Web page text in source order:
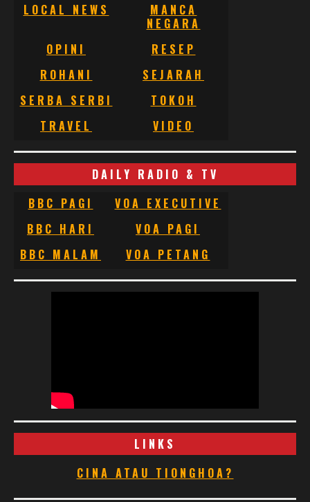
LOCAL NEWS
MANCA
NEGARA
OPINI
RESEP
ROHANI
SEJARAH
SERBA SERBI
TOKOH
TRAVEL
VIDEO
DAILY RADIO & TV
BBC PAGI
VOA EXECUTIVE
BBC HARI
VOA PAGI
BBC MALAM
VOA PETANG
LINKS
CINA ATAU TIONGHOA?